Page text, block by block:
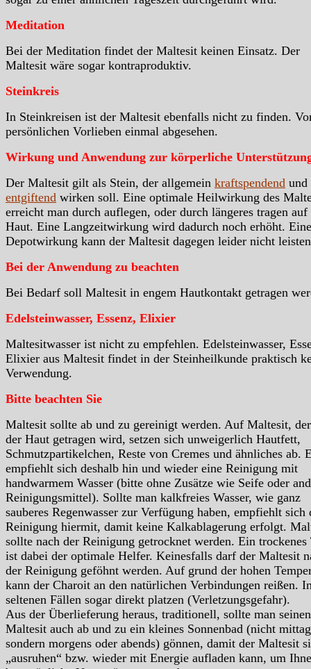
Meditation
Bei der Meditation findet der Maltesit keinen Einsatz. Der
Maltesit wäre sogar kontraproduktiv.
Steinkreis
In Steinkreisen ist der Maltesit ebenfalls nicht zu finden.
persönlichen Vorlieben einmal abgesehen.
Wirkung und Anwendung zur körperliche
Der Maltesit gilt als Stein, der allgemein kraftspendend und
entgiftend wirken soll. Eine optimale Heilwirkung des
erreicht man durch auflegen, oder durch längeres tragen auf
Haut. Eine Langzeitwirkung wird dadurch noch erhöht. Eine
Depotwirkung kann der Maltesit dagegen leider nicht
Bei der Anwendung zu beachten
Bei Bedarf soll Maltesit in engem Hautkontakt getragen
Edelsteinwasser, Essenz, Elixier
Maltesitwasser ist nicht zu empfehlen. Edelsteinwasser,
Elixier aus Maltesit findet in der Steinheilkunde praktisch
Verwendung.
Bitte beachten Sie
Maltesit sollte ab und zu gereinigt werden. Auf Maltesit,
der Haut getragen wird, setzen sich unweigerlich Hautfett,
Schmutzpartikelchen, Reste von Cremes und ähnliches ab.
empfiehlt sich deshalb hin und wieder eine Reinigung mit
handwarmem Wasser (bitte ohne Zusätze wie Seife oder
Reinigungsmittel). Sollte man kalkfreies Wasser, wie ganz
sauberes Regenwasser zur Verfügung haben, empfiehlt sich
Reinigung hiermit, damit keine Kalkablagerung erfolgt.
sollte nach der Reinigung getrocknet werden. Ein trockenes
ist dabei der optimale Helfer. Keinesfalls darf der Maltesit
der Reinigung geföhnt werden. Auf grund der hohen
kann der Charoit an den natürlichen Verbindungen reißen.
seltenen Fällen sogar direkt platzen (Verletzungsgefahr).
Aus der Überlieferung heraus, traditionell, sollte man seinen
Maltesit auch ab und zu ein kleines Sonnenbad (nicht
sondern morgens oder abends) gönnen, damit der Maltesit
„ausruhen“ bzw. wieder mit Energie aufladen kann, um